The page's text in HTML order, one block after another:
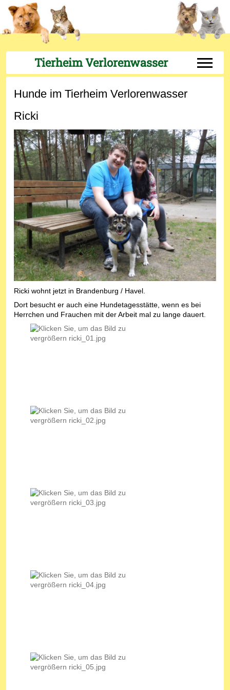
Tierheim Verlorenwasser Off-
Hunde im Tierheim Verlorenwasser
Ricki
Ricki wohnt jetzt in Brandenburg / Havel.
Dort besucht er auch eine Hundetagesstätte, wenn es bei
Herrchen und Frauchen mit der Arbeit mal zu lange dauert.